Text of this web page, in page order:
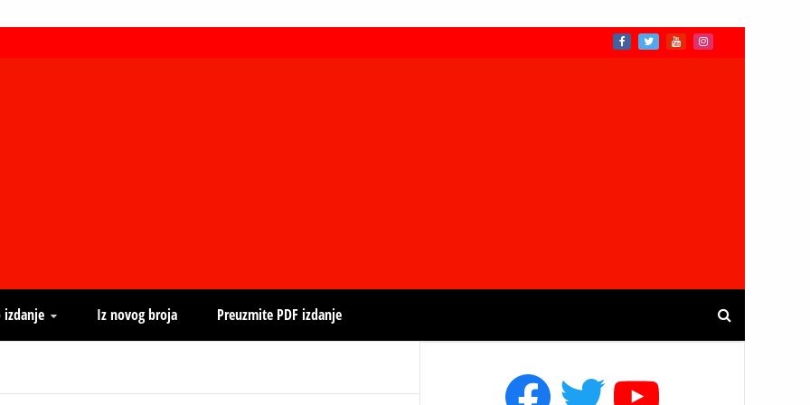
izdanje Iz novog broja Preuzmite PDF izdanje